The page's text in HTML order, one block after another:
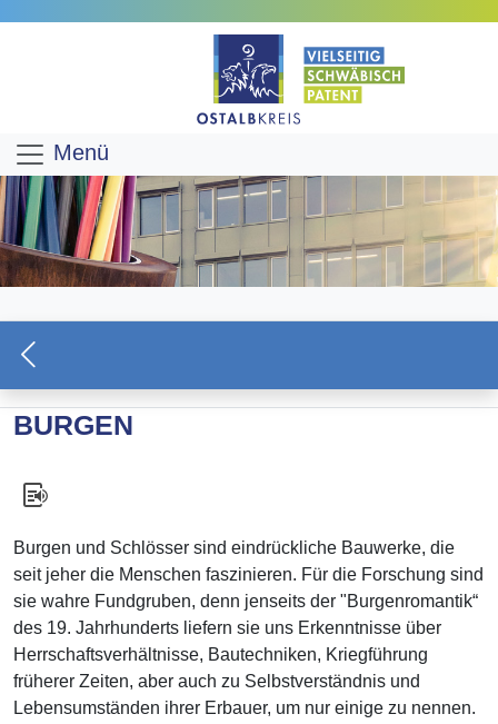
Menü
BURGEN
Burgen und Schlösser sind eindrückliche Bauwerke, die
seit jeher die Menschen faszinieren. Für die Forschung sind
sie wahre Fundgruben, denn jenseits der "Burgenromantik“
des 19. Jahrhunderts liefern sie uns Erkenntnisse über
Herrschaftsverhältnisse, Bautechniken, Kriegführung
früherer Zeiten, aber auch zu Selbstverständnis und
Lebensumständen ihrer Erbauer, um nur einige zu nennen.